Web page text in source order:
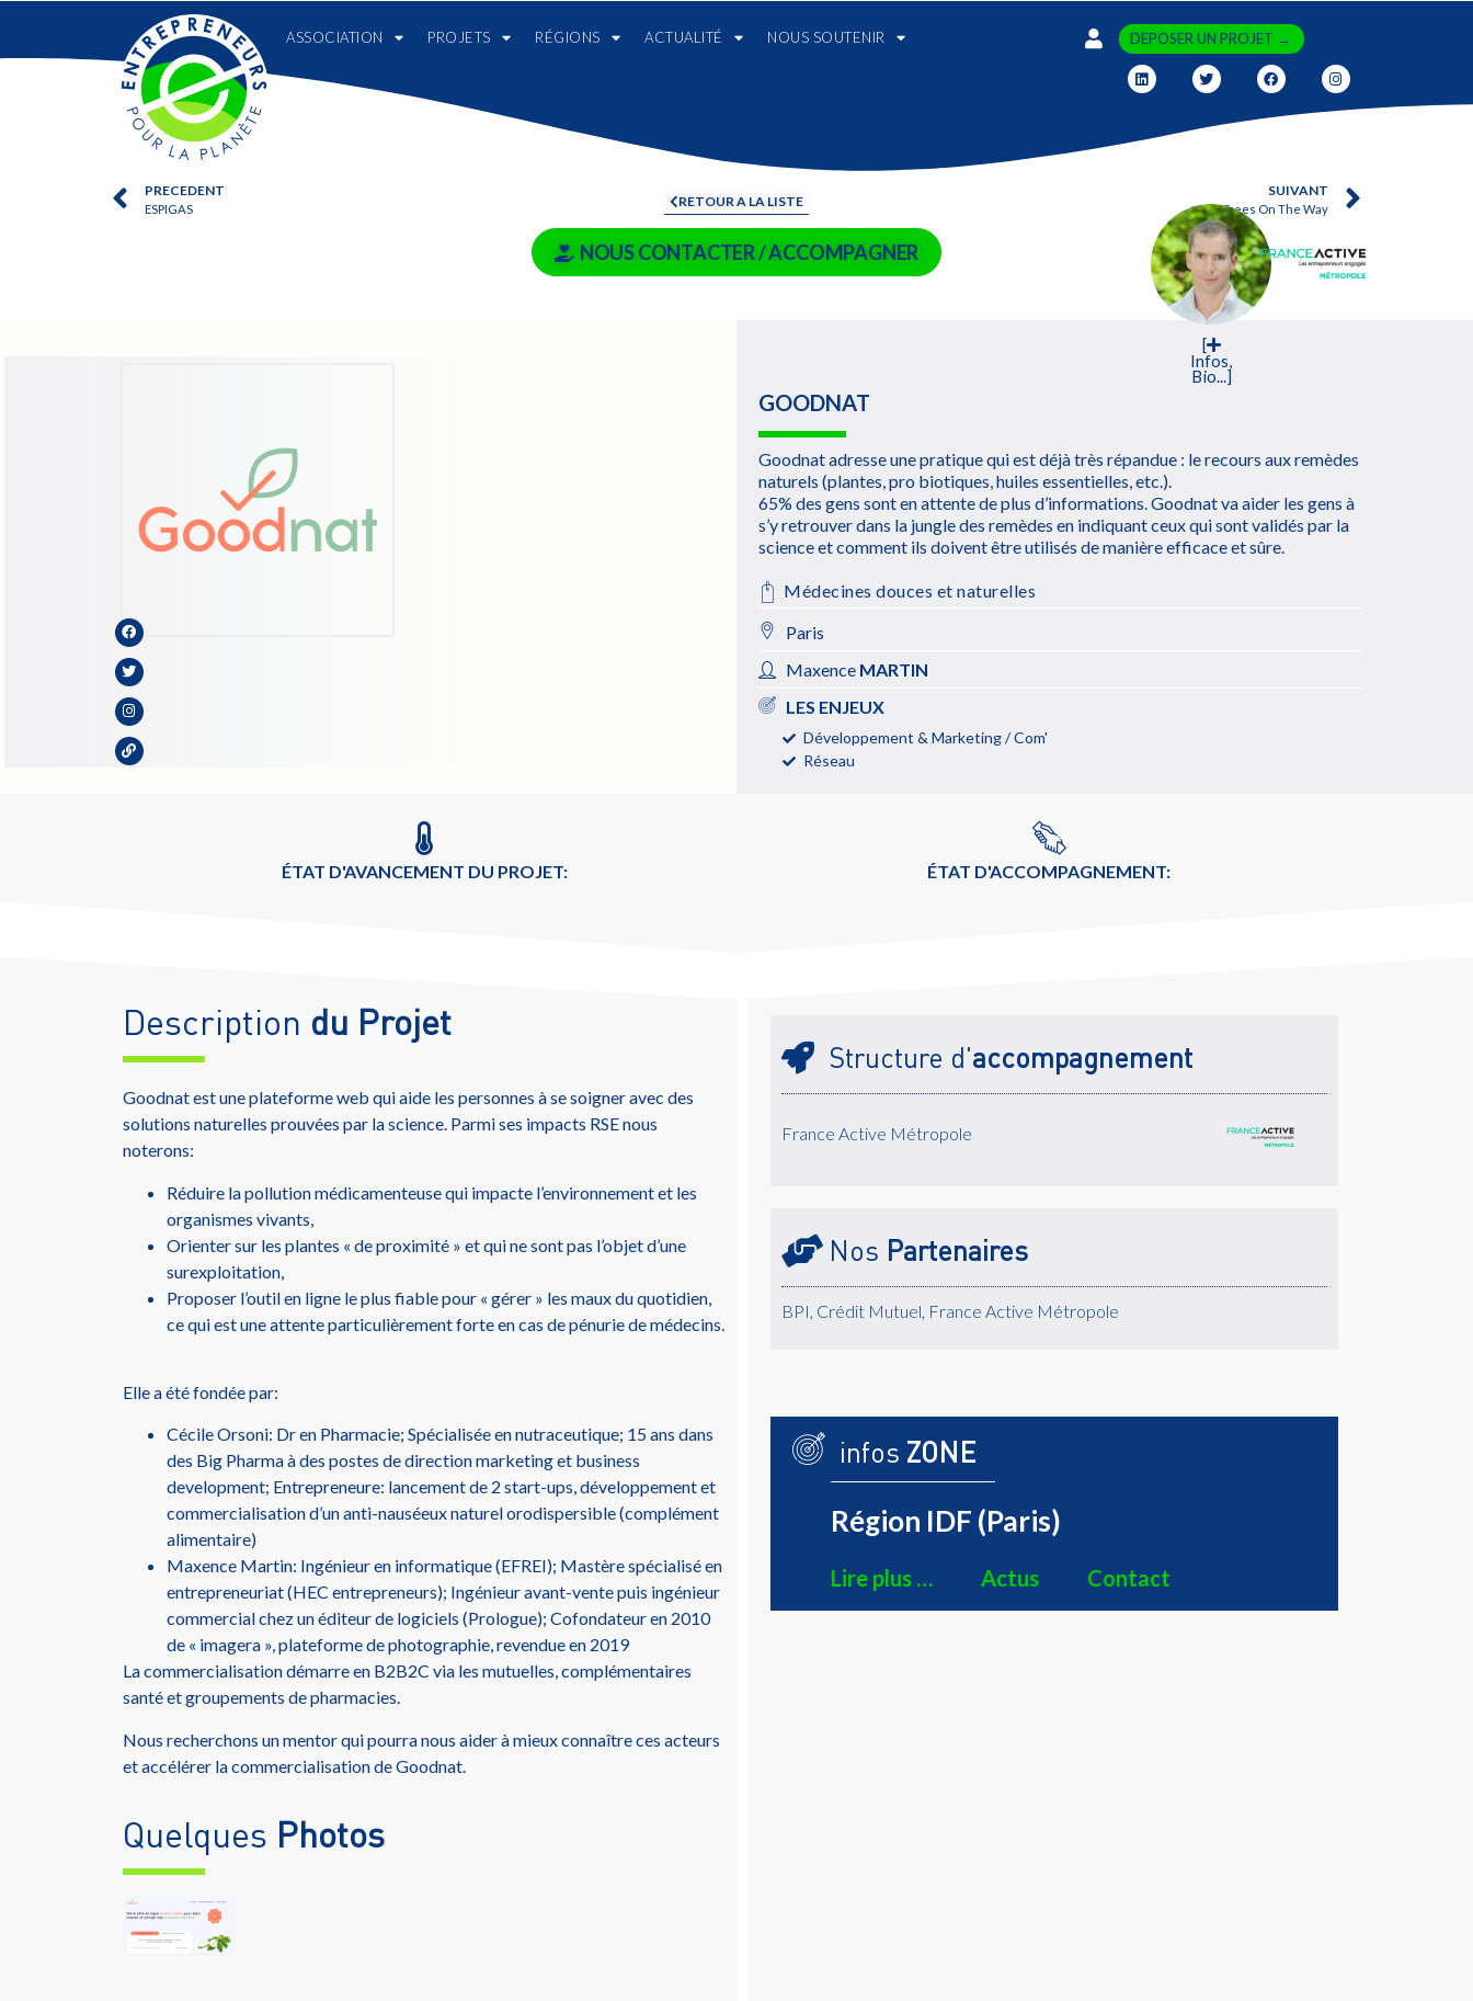
ASSOCIATION PROJETS RÉGIONS ACTUALITÉ NOUS SOUTENIR DEPOSER UN PROJET →
RETOUR A LA LISTE
PRECEDENT
ESPIGAS
SUIVANT
Trees On The Way
NOUS CONTACTER / ACCOMPAGNER
[
Infos,
Bio...]
GOODNAT
Goodnat adresse une pratique qui est déjà très répandue : le recours aux remèdes
naturels (plantes, pro biotiques, huiles essentielles, etc.).
65% des gens sont en attente de plus d’informations. Goodnat va aider les gens à
s’y retrouver dans la jungle des remèdes en indiquant ceux qui sont validés par la
science et comment ils doivent être utilisés de manière efficace et sûre.
Médecines douces et naturelles
Paris
Maxence MARTIN
LES ENJEUX
Développement & Marketing / Com'
Réseau
ÉTAT D'AVANCEMENT DU PROJET: ÉTAT D'ACCOMPAGNEMENT:
Description du Projet
Goodnat est une plateforme web qui aide les personnes à se soigner avec des
solutions naturelles prouvées par la science. Parmi ses impacts RSE nous
noterons:
Réduire la pollution médicamenteuse qui impacte l’environnement et les
organismes vivants,
Orienter sur les plantes « de proximité » et qui ne sont pas l’objet d’une
surexploitation,
Proposer l’outil en ligne le plus fiable pour « gérer » les maux du quotidien,
ce qui est une attente particulièrement forte en cas de pénurie de médecins.
Elle a été fondée par:
Cécile Orsoni: Dr en Pharmacie; Spécialisée en nutraceutique; 15 ans dans
des Big Pharma à des postes de direction marketing et business
development; Entrepreneure: lancement de 2 start-ups, développement et
commercialisation d’un anti-nauséeux naturel orodispersible (complément
alimentaire)
Maxence Martin: Ingénieur en informatique (EFREI); Mastère spécialisé en
entrepreneuriat (HEC entrepreneurs); Ingénieur avant-vente puis ingénieur
commercial chez un éditeur de logiciels (Prologue); Cofondateur en 2010
de « imagera », plateforme de photographie, revendue en 2019
La commercialisation démarre en B2B2C via les mutuelles, complémentaires
santé et groupements de pharmacies.
Nous recherchons un mentor qui pourra nous aider à mieux connaître ces acteurs
et accélérer la commercialisation de Goodnat.
Quelques Photos
Structure d'accompagnement
France Active Métropole
Nos Partenaires
BPI, Crédit Mutuel, France Active Métropole
infos ZONE
Région IDF (Paris)
Lire plus … Actus Contact